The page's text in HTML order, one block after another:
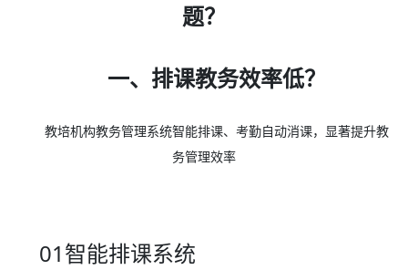
题？
一、排课教务效率低？
教培机构教务管理系统智能排课、考勤自动消课，显著提升教
务管理效率
01智能排课系统